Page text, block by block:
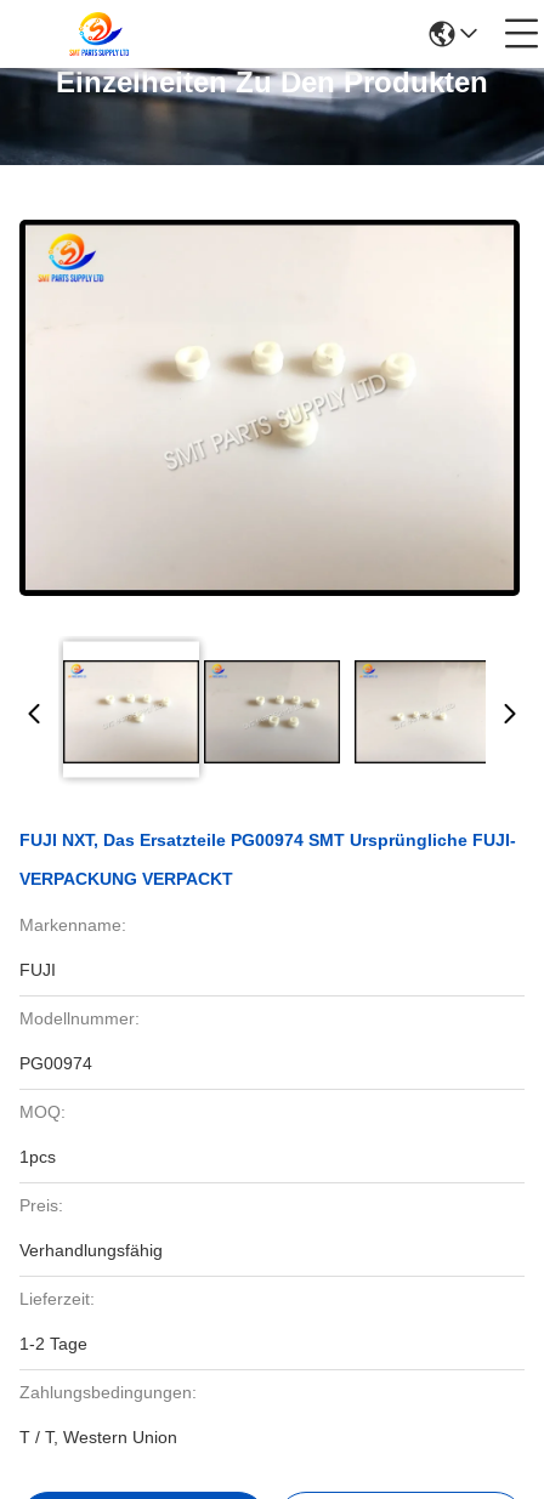
Einzelheiten Zu Den Produkten
FUJI NXT, Das Ersatzteile PG00974 SMT Ursprüngliche FUJI-
VERPACKUNG VERPACKT
Markenname:
FUJI
Modellnummer:
PG00974
MOQ:
1pcs
Preis:
Verhandlungsfähig
Lieferzeit:
1-2 Tage
Zahlungsbedingungen:
T / T, Western Union